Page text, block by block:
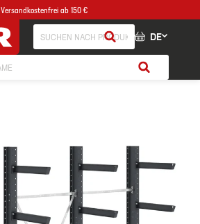
Versandkostenfrei ab 150 €
DE